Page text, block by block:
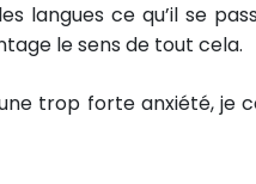
langues ce qu’il se
le sens de tout cela.
trop forte anxiété, je